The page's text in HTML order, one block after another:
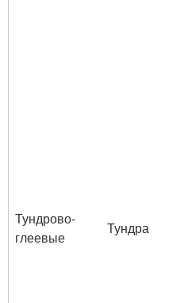
Тундрово-
глеевые
Тундра